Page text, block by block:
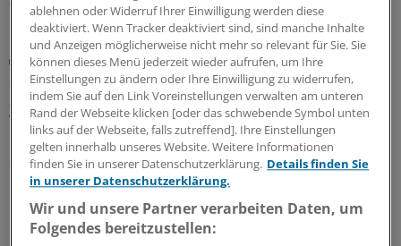
Hauptstadtkongress
Suizidassistenz: Experten fürchten
„Goldgräberstimmung“ und fordern Schutz
vulnerabler Menschen
Die Haltung zur Suizidassistenz hat sich seit einem Urteil
des Bundesverfassungsgerichts weiterentwickelt. Eine
Initiative aus dem Bundestag will verhindern, dass
Menschen unter Druck gesetzt werden, ihr Leben zu
beenden.
ablehnen oder Widerruf Ihrer Einwilligung werden diese
deaktiviert. Wenn Tracker deaktiviert sind, sind manche Inhalte
und Anzeigen möglicherweise nicht mehr so relevant für Sie. Sie
können dieses Menü jederzeit wieder aufrufen, um Ihre
Einstellungen zu ändern oder Ihre Einwilligung zu widerrufen,
indem Sie auf den Link Voreinstellungen verwalten am unteren
Rand der Webseite klicken [oder das schwebende Symbol unten
links auf der Webseite, falls zutreffend]. Ihre Einstellungen
gelten innerhalb unseres Website. Weitere Informationen
finden Sie in unserer Datenschutzerklärung. Details finden Sie
in unserer Datenschutzerklärung.
Wir und unsere Partner verarbeiten Daten, um
Folgendes bereitzustellen: